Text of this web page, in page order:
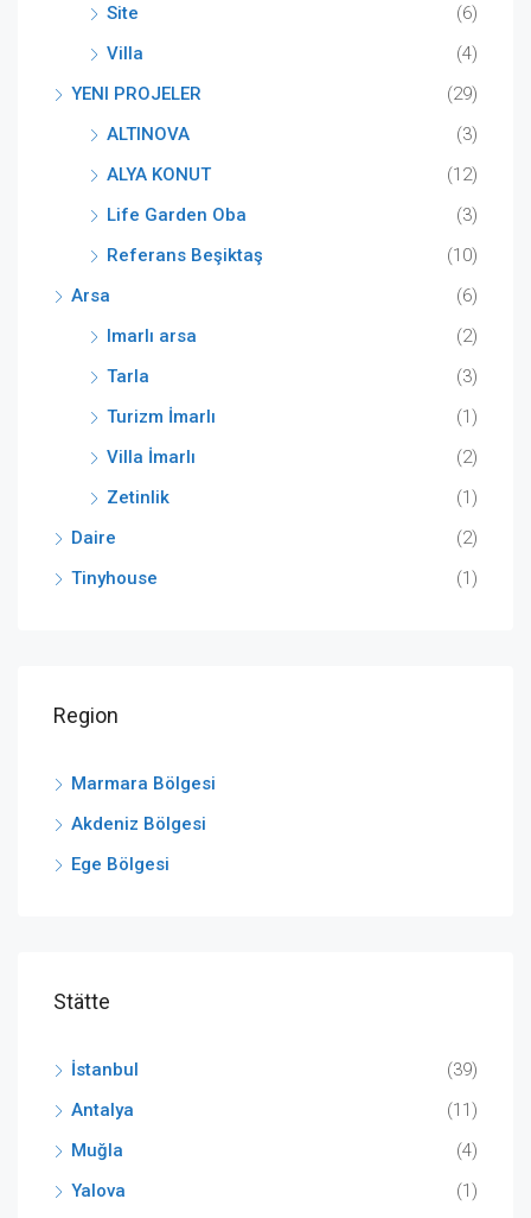
Site
(6)
Villa
(4)
YENI PROJELER
(29)
ALTINOVA
(3)
ALYA KONUT
(12)
Life Garden Oba
(3)
Referans Beşiktaş
(10)
Arsa
(6)
Imarlı arsa
(2)
Tarla
(3)
Turizm İmarlı
(1)
Villa İmarlı
(2)
Zetinlik
(1)
Daire
(2)
Tinyhouse
(1)
Region
Marmara Bölgesi
Akdeniz Bölgesi
Ege Bölgesi
Stätte
İstanbul
(39)
Antalya
(11)
Muğla
(4)
Yalova
(1)